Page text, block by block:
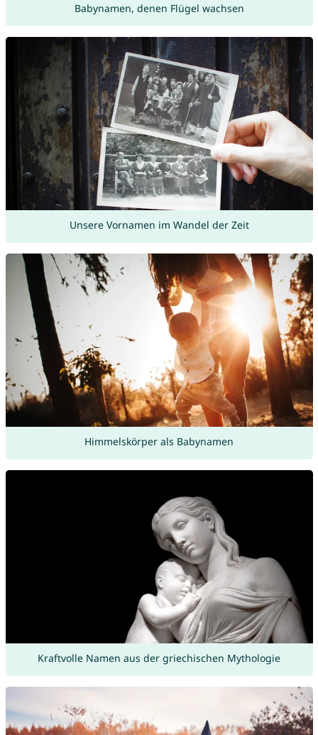
Babynamen, denen Flügel wachsen
Unsere Vornamen im Wandel der Zeit
Himmelskörper als Babynamen
Kraftvolle Namen aus der griechischen Mythologie